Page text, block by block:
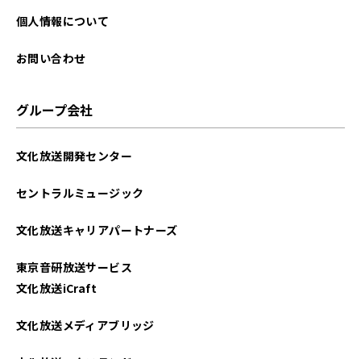
個人情報について
お問い合わせ
グループ会社
文化放送開発センター
セントラルミュージック
文化放送キャリアパートナーズ
東京音研放送サービス
文化放送iCraft
文化放送メディアブリッジ